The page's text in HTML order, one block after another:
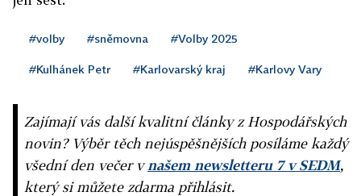
#volby #sněmovna #Volby 2025
#Kulhánek Petr #Karlovarský kraj #Karlovy Vary
Zajímají vás další kvalitní články z Hospodářských
novin? Výběr těch nejúspěšnějších posíláme každý
všední den večer vnašem newsletteru 7 v SEDM,
který si můžete zdarma přihlásit.